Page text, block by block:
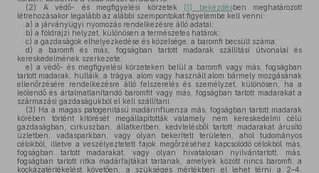
(2) A védő- és megfigyelési körzetek (1) bekezdésben meghatározott
létrehozásakor legalább az alábbi szempontokat figyelembe kell venni:
a) a járványügyi nyomozás rendelkezésre álló adatai;
b) a földrajzi helyzet, különösen a természetes határok;
c) a gazdaságok elhelyezkedése és közelsége, a baromfi becsült száma;
d) a baromfi és más, fogságban tartott madarak szállítási útvonalai és
kereskedelmének szerkezete;
e) a védő- és megfigyelési körzeteken belül a baromfi vagy más, fogságban
tartott madarak, hulláik, a trágya, alom vagy használt alom bármely mozgásának
ellenőrzésére rendelkezésre álló felszerelés és személyzet, különösen, ha a
leölendő és ártalmatlanítandó baromfit vagy más, fogságban tartott madarakat a
származási gazdaságukból el kell szállítani.
(3) Ha a magas patogenitású madárinfluenza más, fogságban tartott madarak
körében történt kitörését megállapították valamely nem kereskedelmi célú
gazdaságban, cirkuszban, állatkertben, kedvtelésből tartott madarakat árusító
üzletben, vadasparkban, vagy olyan bekerített területen, ahol tudományos
célokból, illetve a veszélyeztetett fajok megőrzéséhez kapcsolódó célokból más,
fogságban tartott madarakat, vagy olyan hivatalosan nyilvántartott, más,
fogságban tartott ritka madárfajtákat tartanak, amelyek között nincs baromfi, a
kockázatértékelést követően, a szükséges mértékben el lehet térni a 2–4.